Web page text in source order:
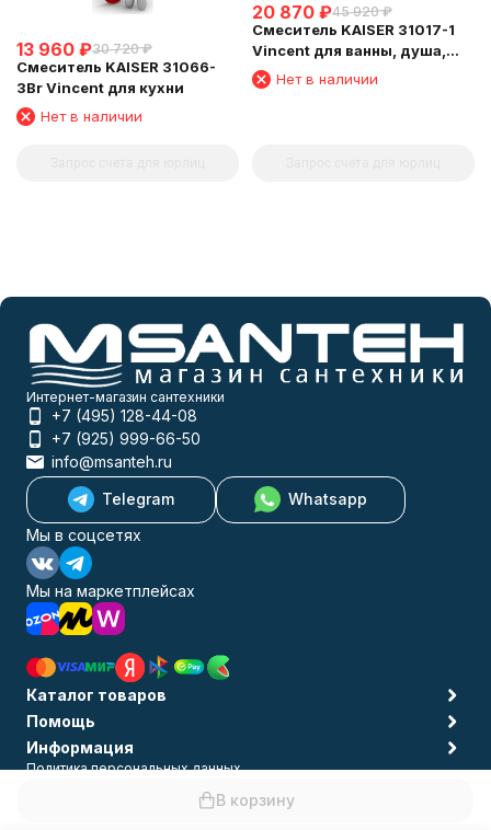
В корзину
13 960 ₽30 720 ₽
Смеситель KAISER 31066-
3Br Vincent для кухни
Нет в наличии
20 870 ₽45 920 ₽
Смеситель KAISER 31017-1
Vincent для ванны, душа,
биде, Бронза
Нет в наличии
Интернет-магазин сантехники
+7 (495) 128-44-08
+7 (925) 999-66-50
info@msanteh.ru
Telegram
Whatsapp
Мы в соцсетях
Мы на маркетплейсах
Каталог товаров
Помощь
Информация
Политика персональных данных